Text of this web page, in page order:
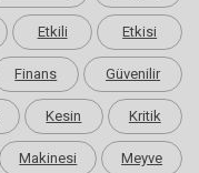
Etkili Etkisi
Finans Güvenilir
Kesin Kritik
Makinesi Meyve